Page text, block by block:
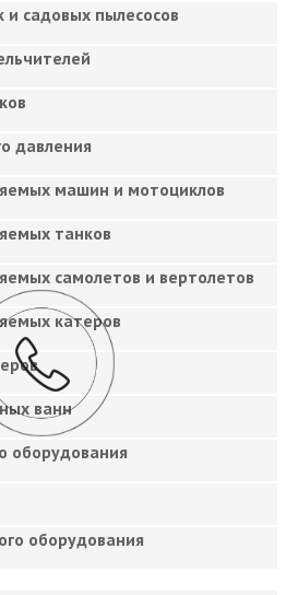
и садовых пылесосов
давления
машин и мотоциклов
танков
самолетов и вертолетов
катеров
ванн
оборудования
оборудования